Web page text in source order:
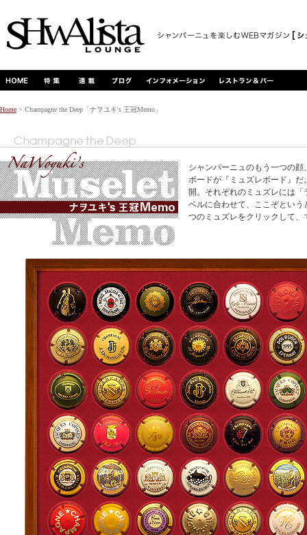
Home > Champagne the Deep「ナヲユキ's 王冠Memo」
シャンパーニュのもう一つの
ボードが『ミュズレボード』
開。それぞれのミュズレには
ベルに合わせて、ここぞとい
つのミュズレをクリックして